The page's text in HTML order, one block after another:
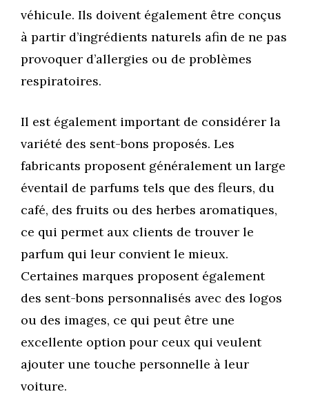
véhicule. Ils doivent également être conçus
à partir d’ingrédients naturels afin de ne pas
provoquer d’allergies ou de problèmes
respiratoires.
Il est également important de considérer la
variété des sent-bons proposés. Les
fabricants proposent généralement un large
éventail de parfums tels que des fleurs, du
café, des fruits ou des herbes aromatiques,
ce qui permet aux clients de trouver le
parfum qui leur convient le mieux.
Certaines marques proposent également
des sent-bons personnalisés avec des logos
ou des images, ce qui peut être une
excellente option pour ceux qui veulent
ajouter une touche personnelle à leur
voiture.